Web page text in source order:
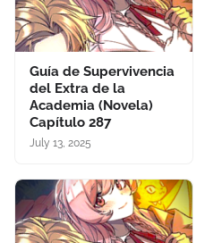
Guía de Supervivencia
del Extra de la
Academia (Novela)
Capítulo 287
July 13, 2025